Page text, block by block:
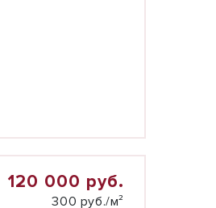
120 000 руб.
300 руб./м²